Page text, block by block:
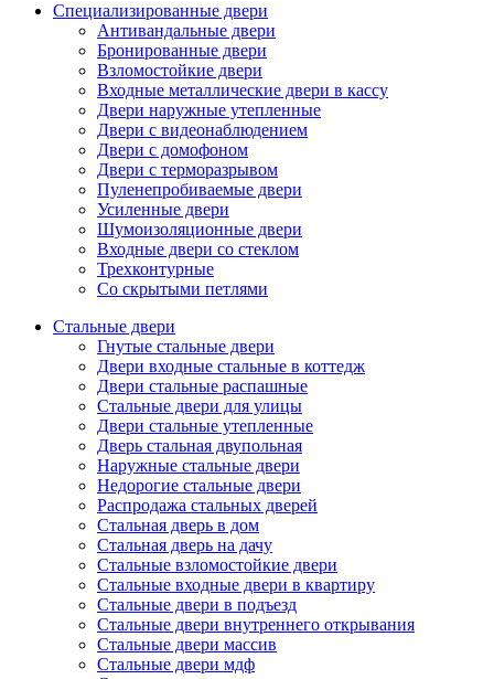
Специализированные двери
Антивандальные двери
Бронированные двери
Взломостойкие двери
Входные металлические двери в кассу
Двери наружные утепленные
Двери с видеонаблюдением
Двери с домофоном
Двери с терморазрывом
Пуленепробиваемые двери
Усиленные двери
Шумоизоляционные двери
Входные двери со стеклом
Трехконтурные
Со скрытыми петлями
Стальные двери
Гнутые стальные двери
Двери входные стальные в коттедж
Двери стальные распашные
Стальные двери для улицы
Двери стальные утепленные
Дверь стальная двупольная
Наружные стальные двери
Недорогие стальные двери
Распродажа стальных дверей
Стальная дверь в дом
Стальная дверь на дачу
Стальные взломостойкие двери
Стальные входные двери в квартиру
Стальные двери в подъезд
Стальные двери внутреннего открывания
Стальные двери массив
Стальные двери мдф